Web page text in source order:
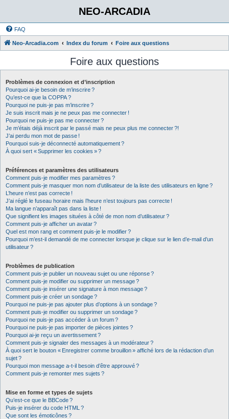
NEO-ARCADIA
FAQ
Neo-Arcadia.com Index du forum Foire aux questions
Foire aux questions
Problèmes de connexion et d’inscription
Pourquoi ai-je besoin de m’inscrire ?
Qu’est-ce que la COPPA ?
Pourquoi ne puis-je pas m’inscrire ?
Je suis inscrit mais je ne peux pas me connecter !
Pourquoi ne puis-je pas me connecter ?
Je m’étais déjà inscrit par le passé mais ne peux plus me connecter ?!
J’ai perdu mon mot de passe !
Pourquoi suis-je déconnecté automatiquement ?
À quoi sert « Supprimer les cookies » ?
Préférences et paramètres des utilisateurs
Comment puis-je modifier mes paramètres ?
Comment puis-je masquer mon nom d’utilisateur de la liste des utilisateurs en ligne ?
L’heure n’est pas correcte !
J’ai réglé le fuseau horaire mais l’heure n’est toujours pas correcte !
Ma langue n’apparaît pas dans la liste !
Que signifient les images situées à côté de mon nom d’utilisateur ?
Comment puis-je afficher un avatar ?
Quel est mon rang et comment puis-je le modifier ?
Pourquoi m’est-il demandé de me connecter lorsque je clique sur le lien d’e-mail d’un
utilisateur ?
Problèmes de publication
Comment puis-je publier un nouveau sujet ou une réponse ?
Comment puis-je modifier ou supprimer un message ?
Comment puis-je insérer une signature à mon message ?
Comment puis-je créer un sondage ?
Pourquoi ne puis-je pas ajouter plus d’options à un sondage ?
Comment puis-je modifier ou supprimer un sondage ?
Pourquoi ne puis-je pas accéder à un forum ?
Pourquoi ne puis-je pas importer de pièces jointes ?
Pourquoi ai-je reçu un avertissement ?
Comment puis-je signaler des messages à un modérateur ?
À quoi sert le bouton « Enregistrer comme brouillon » affiché lors de la rédaction d’un
sujet ?
Pourquoi mon message a-t-il besoin d’être approuvé ?
Comment puis-je remonter mes sujets ?
Mise en forme et types de sujets
Qu’est-ce que le BBCode ?
Puis-je insérer du code HTML ?
Que sont les émoticônes ?